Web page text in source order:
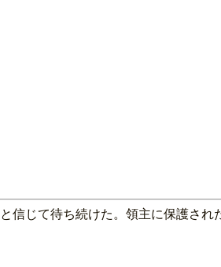
じて待ち続けた。領主に保護さ